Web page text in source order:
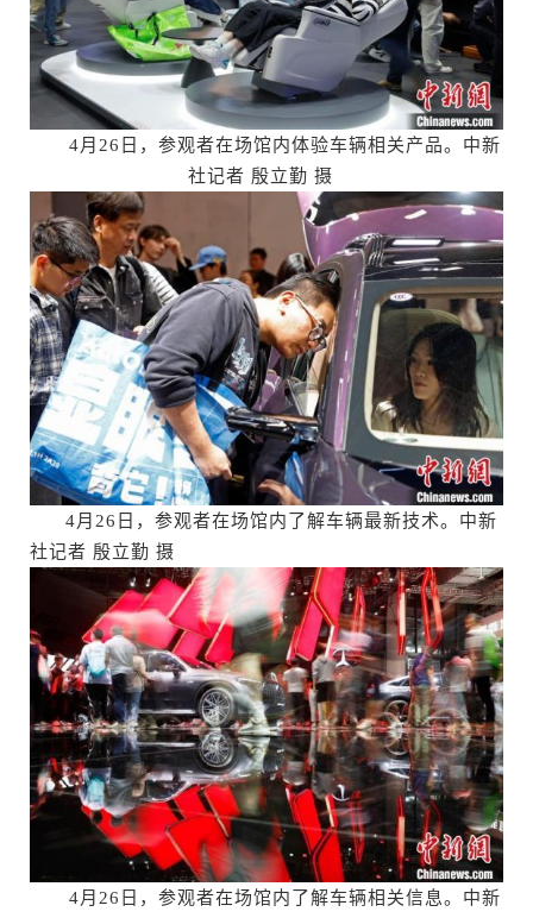
4月26日，参观者在场馆内体验车辆相关产品。中新
社记者 殷立勤 摄
4月26日，参观者在场馆内了解车辆最新技术。中新
社记者 殷立勤 摄
4月26日，参观者在场馆内了解车辆相关信息。中新